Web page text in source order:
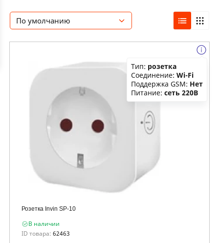
По умолчанию
Розетка Invin SP-10
В наличии
ID товара: 62463
Тип: розетка
Соединение: Wi-Fi
Поддержка GSM: Нет
Питание: сеть 220В